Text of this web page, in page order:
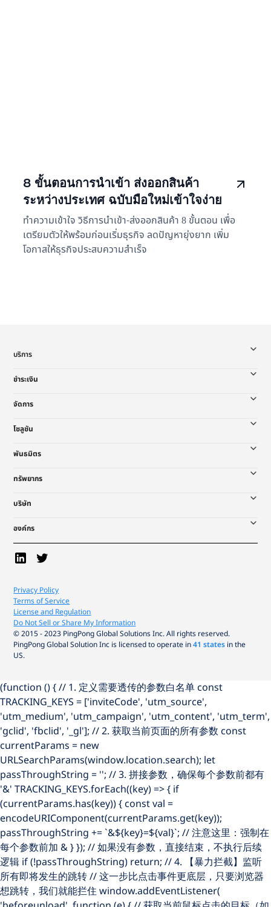
8 ขั้นตอนการนำเข้า ส่งออกสินค้า
ระหว่างประเทศ ฉบับมือใหม่เข้าใจง่าย
ทำความเข้าใจ วิธีการนำเข้า-ส่งออกสินค้า 8 ขั้นตอน เพื่อ
เตรียมตัวให้พร้อมก่อนเริ่มธุรกิจ ลดปัญหายุ่งยาก เพิ่ม
โอกาสให้ธุรกิจประสบความสำเร็จ
บริการ
ชำระเงิน
จัดการ
โซลูชัน
พันธมิตร
ทรัพยากร
บริษัท
องค์กร
Privacy Policy
Terms of Service
License and Regulation
Do Not Sell or Share My Information
© 2015 - 2023 PingPong Global Solutions Inc. All rights reserved.
PingPong Global Solution Inc is licensed to operate in41 states in the
US.
(function () { // 1. 定义需要透传的参数白名单 const
TRACKING_KEYS = ['inviteCode', 'utm_source',
'utm_medium', 'utm_campaign', 'utm_content', 'utm_term',
'gclid', 'fbclid', '_gl']; // 2. 获取当前页面的所有参数 const
currentParams = new
URLSearchParams(window.location.search); let
passThroughString = ''; // 3. 拼接参数，确保每个参数前都有
'&' TRACKING_KEYS.forEach((key) => { if
(currentParams.has(key)) { const val =
encodeURIComponent(currentParams.get(key));
passThroughString += `&${key}=${val}`; // 注意这里：强制在
每个参数前加 & } }); // 如果没有参数，直接结束，不执行后续
逻辑 if (!passThroughString) return; // 4. 【暴力拦截】监听
所有即将发生的跳转 // 这一步比点击事件更底层，只要浏览器
想跳转，我们就能拦住 window.addEventListener(